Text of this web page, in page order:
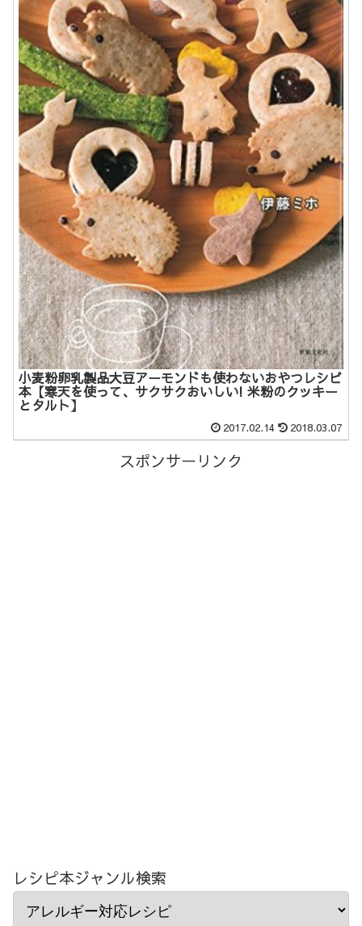
小麦粉卵乳製品大豆アーモンドも使わないおやつレシピ
本【寒天を使って、サクサクおいしい! 米粉のクッキー
とタルト】
2017.02.14 2018.03.07
スポンサーリンク
レシピ本ジャンル検索